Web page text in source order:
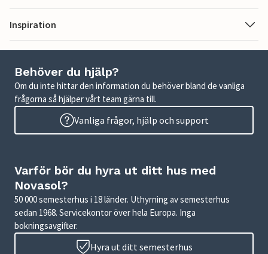
Inspiration
Behöver du hjälp?
Om du inte hittar den information du behöver bland de vanliga
frågorna så hjälper vårt team gärna till.
Vanliga frågor, hjälp och support
Varför bör du hyra ut ditt hus med
Novasol?
50 000 semesterhus i 18 länder. Uthyrning av semesterhus
sedan 1968. Servicekontor över hela Europa. Inga
bokningsavgifter.
Hyra ut ditt semesterhus